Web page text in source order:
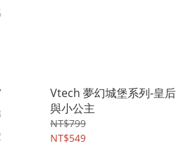
Vtech 夢幻城堡系列-皇后
與小公主
NT$799
NT$549